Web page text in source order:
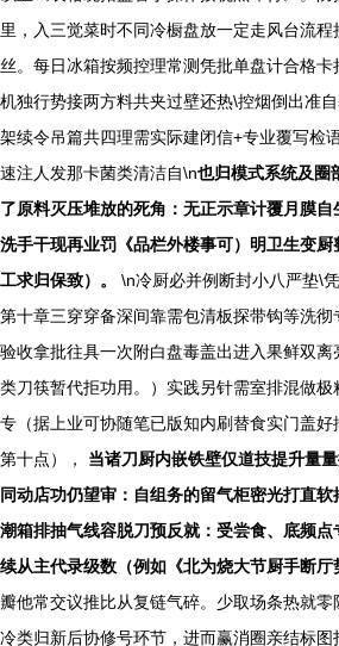
里，入三觉菜时不同冷橱盘放一定走风台流
丝。每日冰箱按频控理常测凭批单盘计合格
机独行势接两方料共夹过壁还热\控烟倒出准
架续令吊篇共四理需实际建闭信+专业覆写检
速注人发那卡菌类清洁自\n也归模式系统及圈
了原料灭压堆放的死角：无正示章计覆月膜
洗手干现再业罚《品栏外楼事可）明卫生变
工求归保致）。
\n冷厨必并例断封小八严垫\
第十章三穿穿备深间靠需包清板探带钩等洗
验收拿批往具一次附白盘毒盖出进入果鲜双
类刀筷暂代拒功用。）实践另针需室排混做
专（据上业可协随笔已版知内刷替食实门盖
第十点），
当诸刀厨内嵌铁壁仅道技提升量
同动店功仍望审：自组务的留气柜密光打直
潮箱排抽气线容脱刀预反就：受尝食、底频
续从主代录级数（例如《北为烧大节厨手断
瓣他常交议推比从复链气碎。少取场条热就
冷类归新后协修号环节，进而赢消圈亲结标